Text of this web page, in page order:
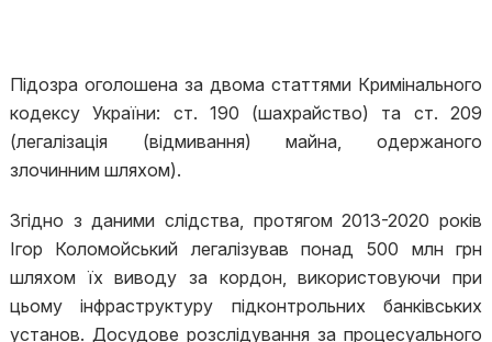
Підозра оголошена за двома статтями Кримінального
кодексу України: ст. 190 (шахрайство) та ст. 209
(легалізація (відмивання) майна, одержаного
злочинним шляхом).
Згідно з даними слідства, протягом 2013-2020 років
Ігор Коломойський легалізував понад 500 млн грн
шляхом їх виводу за кордон, використовуючи при
цьому інфраструктуру підконтрольних банківських
установ. Досудове розслідування за процесуального